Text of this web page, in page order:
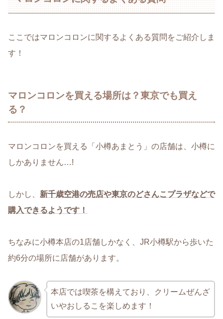
ここではマロンコロンに関するよくある質問をご紹介しま
す！
マロンコロンを買える場所は？東京でも買え
る？
マロンコロンを買える「小樽あまとう」の店舗は、小樽に
しかありません…!
しかし、 新千歳空港の売店や東京のどさんこプラザなどで
購入できるようです！
ちなみに小樽本店の1店舗しかなく、JR小樽駅から歩いた
約6分の場所に店舗があります。
本店では喫茶を構えており、クリームぜんざ
いやおしるこを楽しめます！